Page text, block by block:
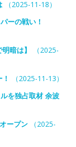
（2025-11-18）
ーの戦い！
暗は】
（2025-
（2025-11-13）
を独占取材 余波
ープン（2025-